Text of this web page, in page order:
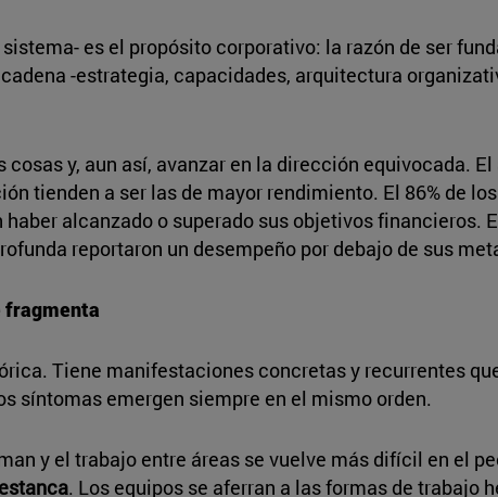
es el propósito corporativo: la razón de ser
-estrategia, capacidades, arquitectura
y, aun así, avanzar en la dirección equivocada.
tienden a ser las de mayor rendimiento. El 86% de
alcanzado o superado sus objetivos financieros.
reportaron un desempeño por debajo de sus
fragmenta
Tiene manifestaciones concretas y recurrentes
síntomas emergen siempre en el mismo orden.
y el trabajo entre áreas se vuelve más difícil en el
. Los equipos se aferran a las formas de trabajo